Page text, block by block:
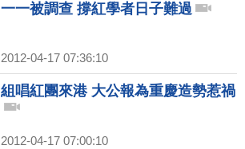
一一被調查 撐紅學者日子難過
2012-04-17 07:36:10
組唱紅團來港 大公報為重慶造勢惹禍
2012-04-17 07:00:10